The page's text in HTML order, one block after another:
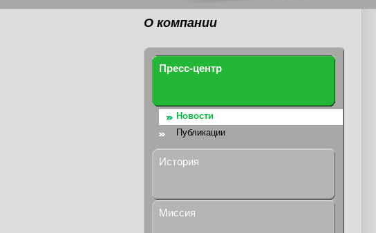
О компании
Пресс-центр
Новости
Публикации
История
Миссия